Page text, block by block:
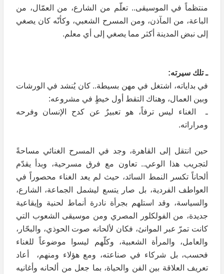
منتظماً في الموسيقى.. تعلّم من الشارع، من العمّال، من
الباعة، من المآذن، ومن المسرح الشعبي، وكأنّه كان يصغي
إلى نبض المدينة أكثر مما يصغي إلى أي معلم.
ـ تلك سيرته:
في بداياته، اشتغل في مهن بسيطة.. كان يُنشد في الورشات
وبين العمال، وهناك التقط أول خيطٍ في مشروعه:
ـ الغناء ليس ترفاً، هو تعبيرٌ عن كدح الإنسان وفرحه
ومراراته.
حين انتقل إلى القاهرة، وجد في المسرح الغنائي مساحةً
لتجريب هذا الوعي.. تعاون مع فرق مسرحية، وبدأ يقدّم
ألحاناً تكسر النمط السائد، حيث لم يعد الغناء محصوراً في
العواطف الفردية، بل صار يتسع ليشمل الجماعة، الشارع،
والسياسة، وقد استلهم بجرأة نادرة أنماط لحنية وإيقاعية
جديدة، من الفولكلور المصري ومن موسيقى الشعوب التي
كانت تمرّ عبر الموانئ، فكان لألحانه صوت الحوذي، والبحّار،
والعامل، والمرأة الشعبية، وكلّهم ليسوا موضوعاً للغناء
فحسب، بل شركاء في صناعته، ومع هؤلاء ومنهم، أعاد
تعريف العلاقة بين الفن والحياة، بما جعل من ألحانه وأغانيه